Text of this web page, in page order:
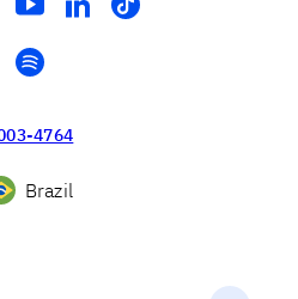
youtube
linkedin
tiktok
spotify
4764
Brazil